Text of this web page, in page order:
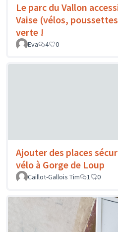
Le parc du Vallon
Vaise (vélos,
verte !
Eva 4 0
Ajouter des places
vélo à Gorge de Loup
Caillot-Gallois Tim
1 0